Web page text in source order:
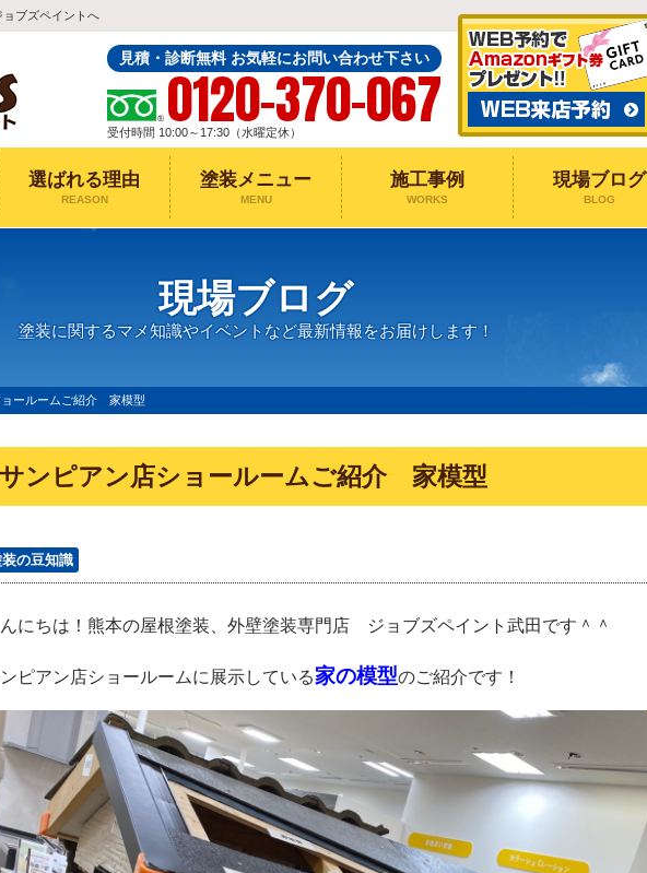
ブズペイントへ
見積・診断無料 お気軽にお問い合わせ下さい
0120-370-067
受付時間 10:00～17:30（水曜定休）
選ばれる理由
REASON
塗装メニュー
MENU
施工事例
WORKS
現場ブログ
BLOG
現場ブログ
塗装に関するマメ知識やイベントなど最新情報をお届けします！
ョールームご紹介 家模型
サンピアン店ショールームご紹介 家模型
の豆知識
にちは！熊本の屋根塗装、外壁塗装専門店 ジョブズペイント武田です＾＾
ピアン店ショールームに展示している家の模型のご紹介です！